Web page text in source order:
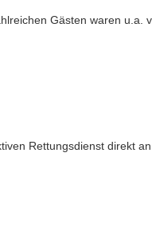
Gästen waren u.a.
Rettungsdienst direkt